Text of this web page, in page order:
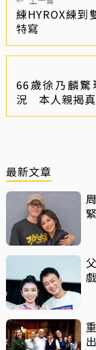
練HYROX練到
特寫
66歲徐乃麟
況 本人親揭
最新文章